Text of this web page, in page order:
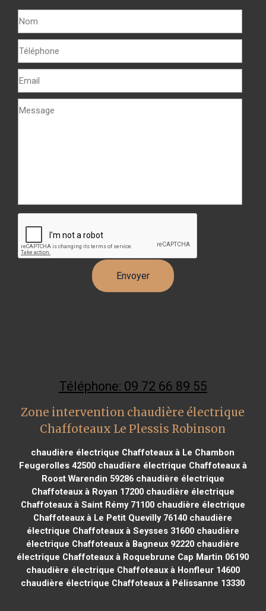
Téléphone: 09 72 66 89 55
Zone intervention chaudière électrique
Chaffoteaux Le Plessis Robinson
chaudière électrique Chaffoteaux à Le Chambon
Feugerolles 42500chaudière électrique Chaffoteaux à
Roost Warendin 59286chaudière électrique
Chaffoteaux à Royan 17200chaudière électrique
Chaffoteaux à Saint Rémy 71100chaudière électrique
Chaffoteaux à Le Petit Quevilly 76140 chaudière
électrique Chaffoteaux à Seysses 31600chaudière
électrique Chaffoteaux à Bagneux 92220 chaudière
électrique Chaffoteaux à Roquebrune Cap Martin 06190
chaudière électrique Chaffoteaux à Honfleur 14600
chaudière électrique Chaffoteaux à Pélissanne 13330